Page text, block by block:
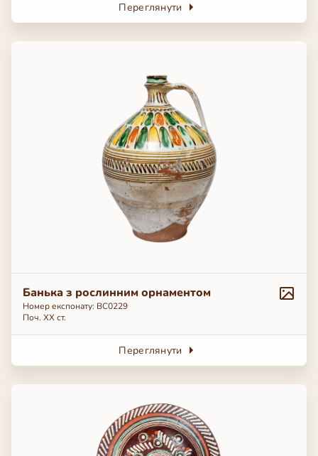
Переглянути
Банька з рослинним орнаментом
Номер експонату: ВС0229
Поч. ХХ ст.
Переглянути